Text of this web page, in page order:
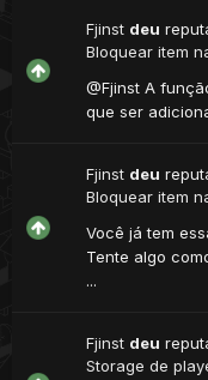
Fjinst deu
Bloquear item
@Fjinst A
que ser
Fjinst deu
Bloquear item
Você já tem
Tente algo
...
Fjinst deu
Storage de